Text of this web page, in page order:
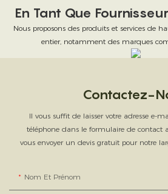
En Tant Que
Nous proposons des produits et services de
entier, notamment des marques
Contactez-
Il vous suffit de laisser votre adresse e-
téléphone dans le formulaire de contact
vous envoyer un devis gratuit pour notre
Nom Et Prénom